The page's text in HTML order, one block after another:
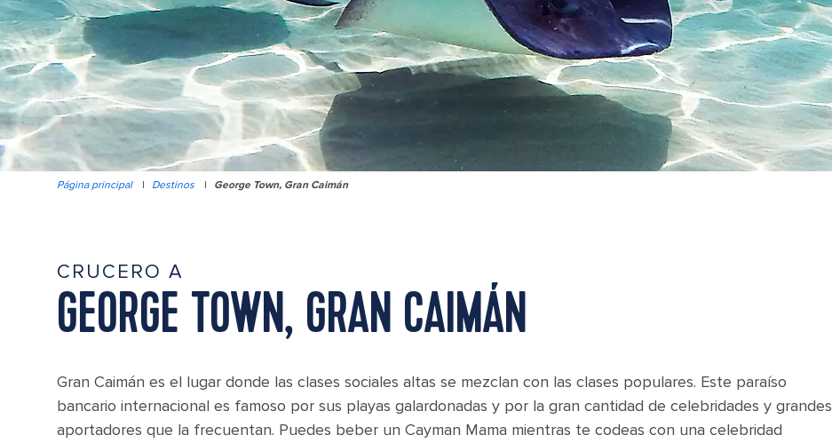
Página principal | Destinos | George Town, Gran Caimán
CRUCERO A
GEORGE TOWN, GRAN CAIMÁN
Gran Caimán es el lugar donde las clases sociales altas se mezclan con las clases populares. Este paraíso
bancario internacional es famoso por sus playas galardonadas y por la gran cantidad de celebridades y grandes
aportadores que la frecuentan. Puedes beber un Cayman Mama mientras te codeas con una celebridad